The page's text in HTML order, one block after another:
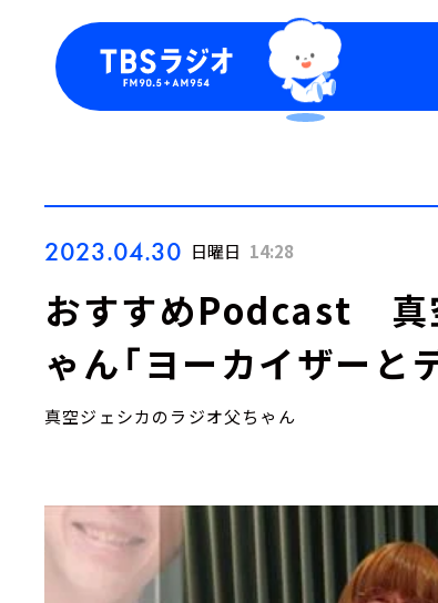
2023.04.30 日曜日 14:28
おすすめPodcast 真
ゃん「ヨーカイザーと
真空ジェシカのラジオ父ちゃん